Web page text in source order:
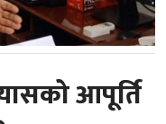
आपूर्ति